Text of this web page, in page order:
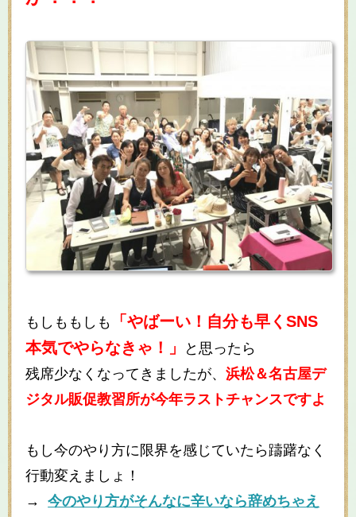
もしももしも
「やばーい！自分も早くSNS
本気でやらなきゃ！」
と思ったら
残席少なくなってきましたが、浜松＆名古屋デ
ジタル販促教習所が今年ラストチャンスですよ
もし今のやり方に限界を感じていたら躊躇なく
行動変えましょ！
→今のやり方がそんなに辛いなら辞めちゃえ